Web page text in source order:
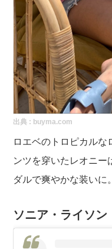
出典 : buyma.com
ロエベのトロピカル
ンツを穿いたレオニー
ダルで爽やかな装いに。
ソニア・ライソン